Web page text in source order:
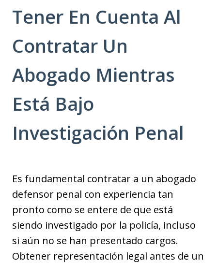
Tener En Cuenta Al
Contratar Un
Abogado Mientras
Está Bajo
Investigación Penal
Es fundamental contratar a un abogado
defensor penal con experiencia tan
pronto como se entere de que está
siendo investigado por la policía, incluso
si aún no se han presentado cargos.
Obtener representación legal antes de un